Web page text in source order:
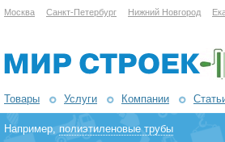
Москва Санкт-Петербург Нижний Новгород
Товары Услуги Компании
Например,полиэтиленовые трубы